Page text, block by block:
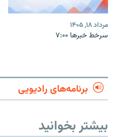
مرداد ۱۸, ۱۴۰۵
سرخط خبرها ۷:۰۰
برنامه‌های رادیویی
بیشتر بخوانید